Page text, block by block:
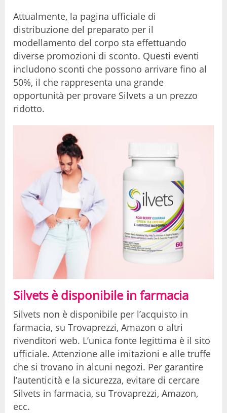
Attualmente, la pagina ufficiale di
distribuzione del preparato per il
modellamento del corpo sta effettuando
diverse promozioni di sconto. Questi eventi
includono sconti che possono arrivare fino al
50%, il che rappresenta una grande
opportunità per provare Silvets a un prezzo
ridotto.
Silvets è disponibile in farmacia
Silvets non è disponibile per l’acquisto in
farmacia, su Trovaprezzi, Amazon o altri
rivenditori web. L’unica fonte legittima è il sito
ufficiale. Attenzione alle imitazioni e alle truffe
che si trovano in alcuni negozi. Per garantire
l’autenticità e la sicurezza, evitare di cercare
Silvets in farmacia, su Trovaprezzi, Amazon,
ecc.